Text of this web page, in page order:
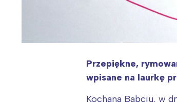
Przepiękne,
wpisane na laurkę
Kochana Babciu, w